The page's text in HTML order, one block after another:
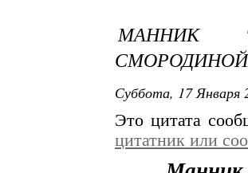
МАННИК
СМОРОДИНОЙ
Суббота, 17 Января
Это цитата
цитатник или